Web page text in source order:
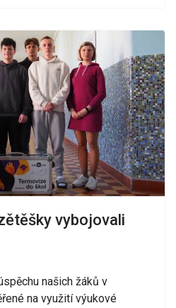
vybojovali
našich žáků v
na využití výukové